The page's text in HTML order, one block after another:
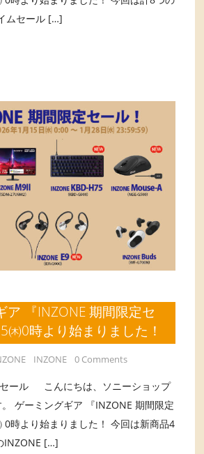
ムセール […]
ア 『INZONE 期間限定セ
㈭0時より始まりました！
INZONE 0 Comments
ール こんにちは、ソニーショップ
ゲーミングギア 『INZONE 期間限定
0時より始まりました！ 今回は新商品4
INZONE […]